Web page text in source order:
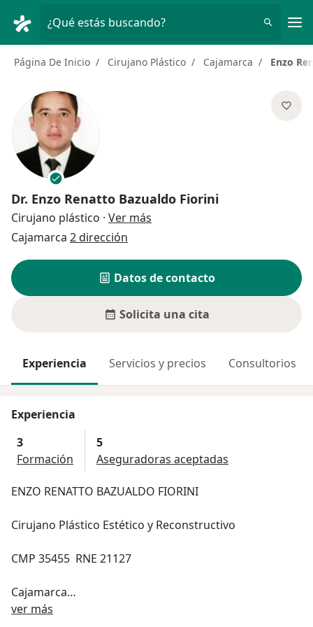
¿Qué estás buscando?
Página De Inicio Cirujano Plástico Cajamarca Enzo
Dr. Enzo Renatto Bazualdo Fiorini
Cirujano plástico · Ver más
Cajamarca 2 dirección
Datos de contacto
Solicita una cita
Experiencia Servicios y precios Consultorios
Experiencia
3
Formación
5
Aseguradoras aceptadas
ENZO RENATTO BAZUALDO FIORINI
Cirujano Plástico Estético y Reconstructivo
CMP 35455 RNE 21127
Cajamarca
ver más